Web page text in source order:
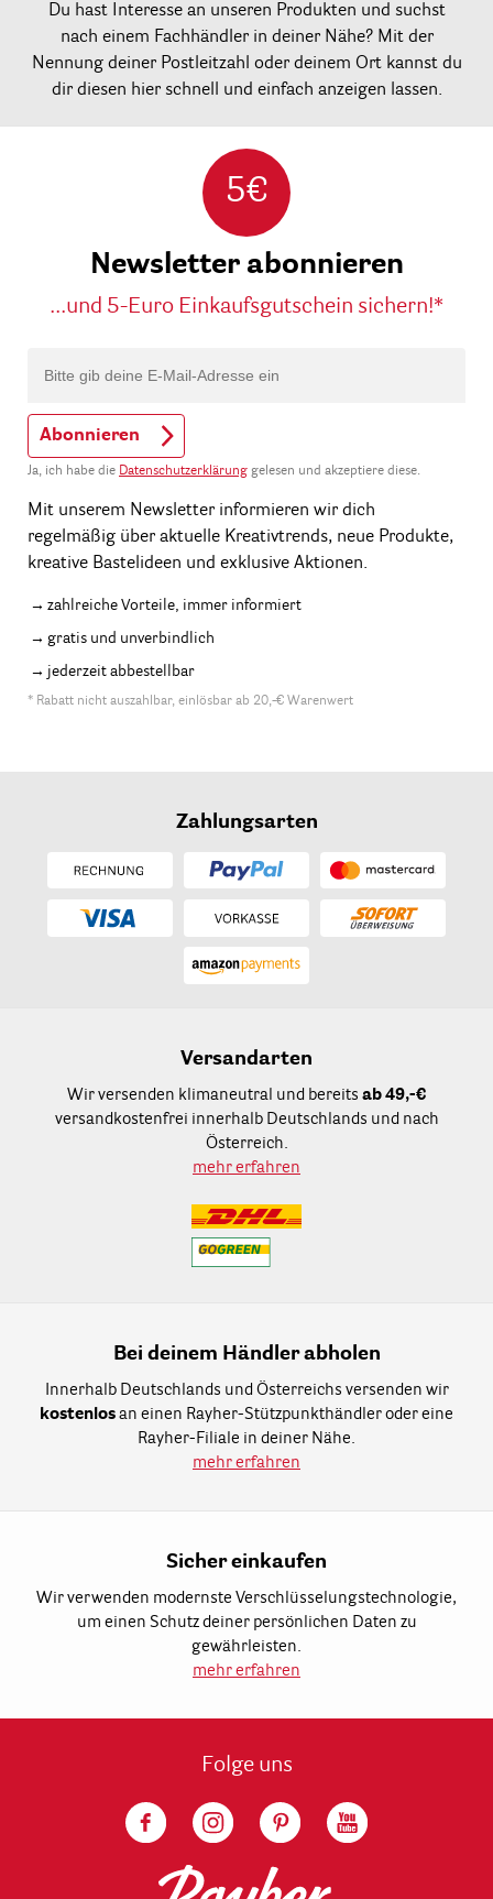
Du hast Interesse an unseren Produkten und suchst
nach einem Fachhändler in deiner Nähe? Mit der
Nennung deiner Postleitzahl oder deinem Ort kannst du
dir diesen hier schnell und einfach anzeigen lassen.
5€
Newsletter abonnieren
...und 5-Euro Einkaufsgutschein sichern!*
Abonnieren
Ja, ich habe die Datenschutzerklärung gelesen und akzeptiere diese.
Mit unserem Newsletter informieren wir dich
regelmäßig über aktuelle Kreativtrends, neue Produkte,
kreative Bastelideen und exklusive Aktionen.
zahlreiche Vorteile, immer informiert
gratis und unverbindlich
jederzeit abbestellbar
* Rabatt nicht auszahlbar, einlösbar ab 20,-€ Warenwert
Zahlungsarten
Versandarten
Wir versenden klimaneutral und bereits ab 49,-€
versandkostenfrei innerhalb Deutschlands und nach
Österreich.
mehr erfahren
Bei deinem Händler abholen
Innerhalb Deutschlands und Österreichs versenden wir
kostenlos an einen Rayher-Stützpunkthändler oder eine
Rayher-Filiale in deiner Nähe.
mehr erfahren
Sicher einkaufen
Wir verwenden modernste Verschlüsselungstechnologie,
um einen Schutz deiner persönlichen Daten zu
gewährleisten.
mehr erfahren
Folge uns